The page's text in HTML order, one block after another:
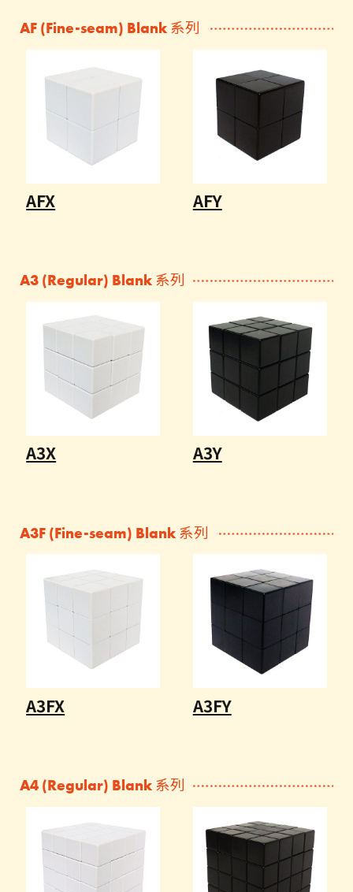
AF (Fine-seam) Blank 系列
AFX AFY
A3 (Regular) Blank 系列
A3X A3Y
A3F (Fine-seam) Blank 系列
A3FX A3FY
A4 (Regular) Blank 系列